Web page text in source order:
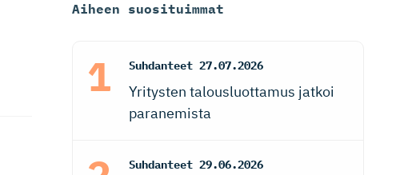
Aiheen suosituimmat
Suhdanteet 27.07.2026
Yritysten talousluottamus jatkoi
paranemista
Suhdanteet 29.06.2026